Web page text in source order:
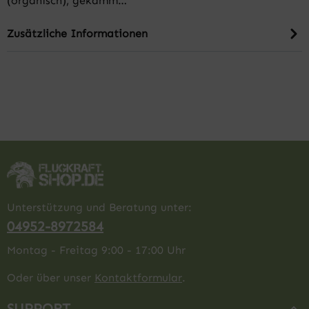
Zusätzliche Informationen
Unterstützung und Beratung unter:
04952-8972584
Montag - Freitag 9:00 - 17:00 Uhr
Oder über unser Kontaktformular.